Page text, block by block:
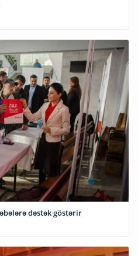
dəstək göstərir